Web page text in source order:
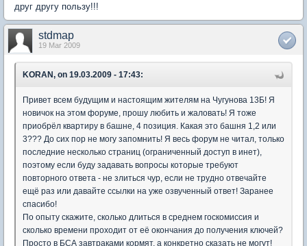
друг другу пользу!!!
stdmap
19 Mar 2009
KORAN, on 19.03.2009 - 17:43:
Привет всем будущим и настоящим жителям на Чугунова 13Б! Я
новичок на этом форуме, прошу любить и жаловать! Я тоже
приобрёл квартиру в башне, 4 позиция. Какая это башня 1,2 или
3??? До сих пор не могу запомнить! Я весь форум не читал, только
последние несколько страниц (ограниченный доступ в инет),
поэтому если буду задавать вопросы которые требуют
повторного ответа - не злиться чур, если не трудно отвечайте
ещё раз или давайте ссылки на уже озвученный ответ! Заранее
спасибо!
По опыту скажите, сколько длиться в среднем госкомиссия и
сколько времени проходит от её окончания до получения ключей?
Просто в БСА завтраками кормят, а конкретно сказать не могут!